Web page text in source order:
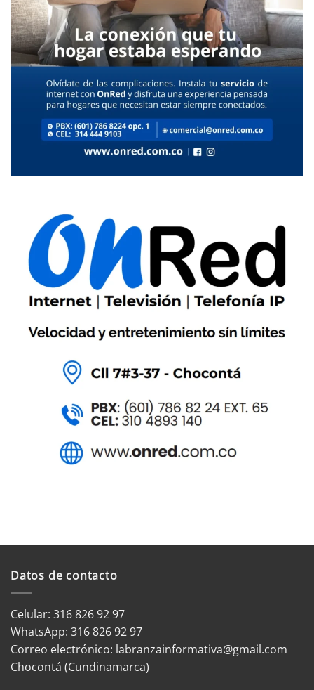
Datos de contacto
Celular: 316 826 92 97
WhatsApp: 316 826 92 97
Correo electrónico: labranzainformativa@gmail.com
Chocontá (Cundinamarca)